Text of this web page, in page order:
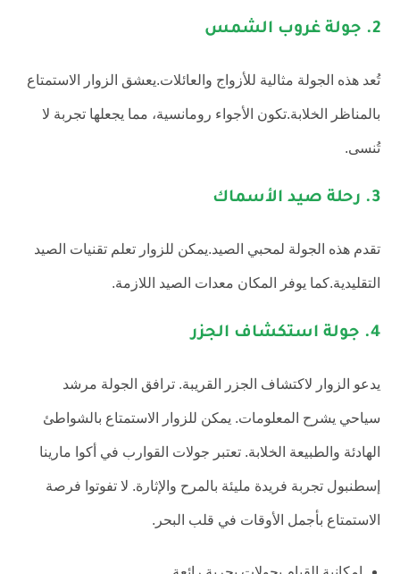
2. جولة غروب الشمس
تُعد هذه الجولة مثالية للأزواج والعائلات.يعشق الزوار الاستمتاع
بالمناظر الخلابة.تكون الأجواء رومانسية، مما يجعلها تجربة لا
تُنسى.
3. رحلة صيد الأسماك
تقدم هذه الجولة لمحبي الصيد.يمكن للزوار تعلم تقنيات الصيد
التقليدية.كما يوفر المكان معدات الصيد اللازمة.
4. جولة استكشاف الجزر
يدعو الزوار لاكتشاف الجزر القريبة. ترافق الجولة مرشد
سياحي يشرح المعلومات. يمكن للزوار الاستمتاع بالشواطئ
الهادئة والطبيعة الخلابة. تعتبر جولات القوارب في أكوا مارينا
إسطنبول تجربة فريدة مليئة بالمرح والإثارة. لا تفوتوا فرصة
الاستمتاع بأجمل الأوقات في قلب البحر.